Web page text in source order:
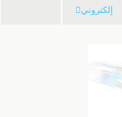
إلكتروني